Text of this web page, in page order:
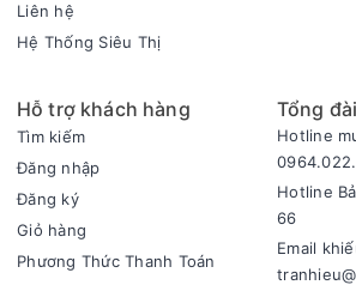
Liên hệ
Hệ Thống Siêu Thị
Hỗ trợ khách hàng
Tìm kiếm
Đăng nhập
Đăng ký
Giỏ hàng
Phương Thức Thanh Toán
Tổng
Hotline
Hotline
66
Email